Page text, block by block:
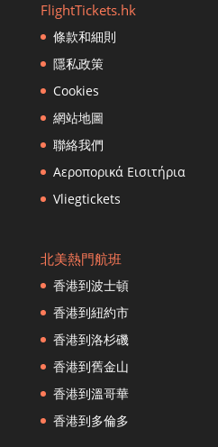
香港到濟州市
香港到重慶
香港到清邁
香港到長沙
香港到札幌
香港到成都
香港到達南
香港到新德里
香港到多哈
香港到丹帕薩爾
香港到富裕
香港到法蘭克福
香港到福岡
香港到海口
香港到河內
FlightTickets.hk
條款和細則
隱私政策
Cookies
網站地圖
聯絡我們
Αεροπορικά Εισιτήρια
Vliegtickets
北美熱門航班
香港到波士頓
香港到紐約市
香港到洛杉磯
香港到舊金山
香港到溫哥華
香港到多倫多